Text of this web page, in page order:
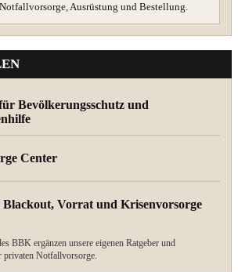
Ausrüstung und Bestellung.
Bevölkerungsschutz und
Center
Blackout, Vorrat und Krisenvorsorge
BBK ergänzen unsere eigenen Ratgeber und
privaten Notfallvorsorge.